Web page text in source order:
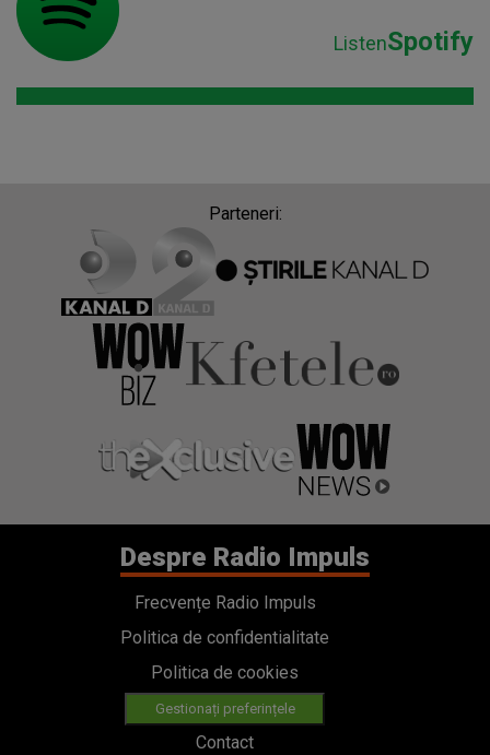
ListenSpotify
Parteneri:
Despre Radio Impuls
Frecvențe Radio Impuls
Politica de confidentialitate
Politica de cookies
Gestionați preferințele
Contact